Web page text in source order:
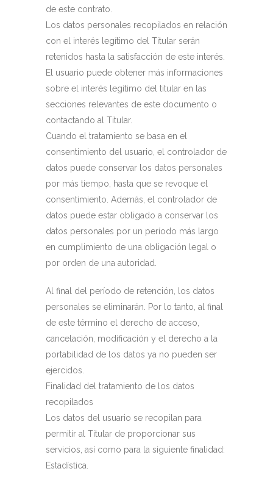
de este contrato.
Los datos personales recopilados en relación
con el interés legítimo del Titular serán
retenidos hasta la satisfacción de este interés.
El usuario puede obtener más informaciones
sobre el interés legítimo del titular en las
secciones relevantes de este documento o
contactando al Titular.
Cuando el tratamiento se basa en el
consentimiento del usuario, el controlador de
datos puede conservar los datos personales
por más tiempo, hasta que se revoque el
consentimiento. Además, el controlador de
datos puede estar obligado a conservar los
datos personales por un período más largo
en cumplimiento de una obligación legal o
por orden de una autoridad.
Al final del período de retención, los datos
personales se eliminarán. Por lo tanto, al final
de este término el derecho de acceso,
cancelación, modificación y el derecho a la
portabilidad de los datos ya no pueden ser
ejercidos.
Finalidad del tratamiento de los datos
recopilados
Los datos del usuario se recopilan para
permitir al Titular de proporcionar sus
servicios, así como para la siguiente finalidad:
Estadística.